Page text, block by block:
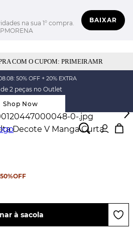
na sua 1° compra.
BAIXAR
COM O CUPOM: PRIMEIRAMR
50% OFF + 20% EXTRA
2 peças no Outlet
Shop Now
Decote V Manga Curta
50%OFF
à sacola